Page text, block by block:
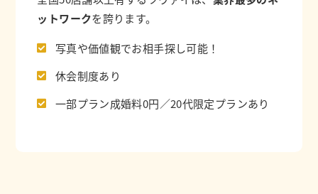
ットワークを誇ります。
写真や価値観でお相手探し可能！
休会制度あり
一部プラン成婚料0円／20代限定プランあり